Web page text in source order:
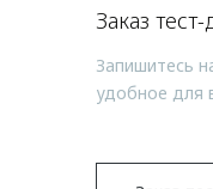
Заказ
Запишитесь
удобное для